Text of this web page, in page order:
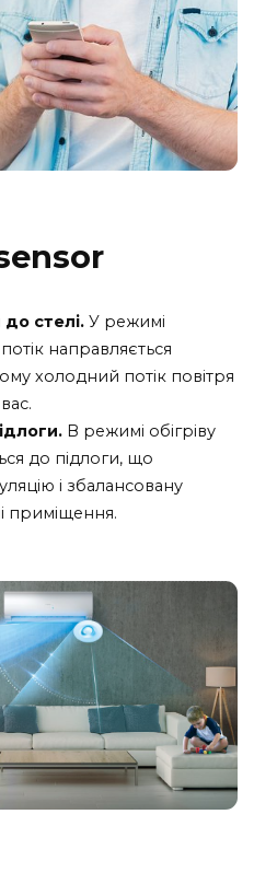
стелі. У режимі
направляється
холодний потік повітря
В режимі обігріву
до підлоги, що
і збалансовану
приміщення.